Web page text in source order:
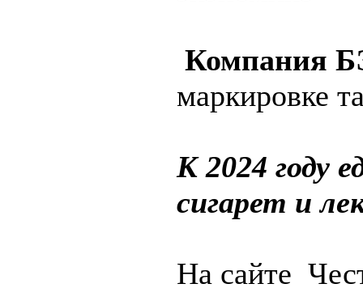
Компания
маркировке
К 2024 году
сигарет и
На сайте